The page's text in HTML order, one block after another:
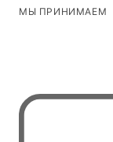
МЫ ПРИНИМАЕМ